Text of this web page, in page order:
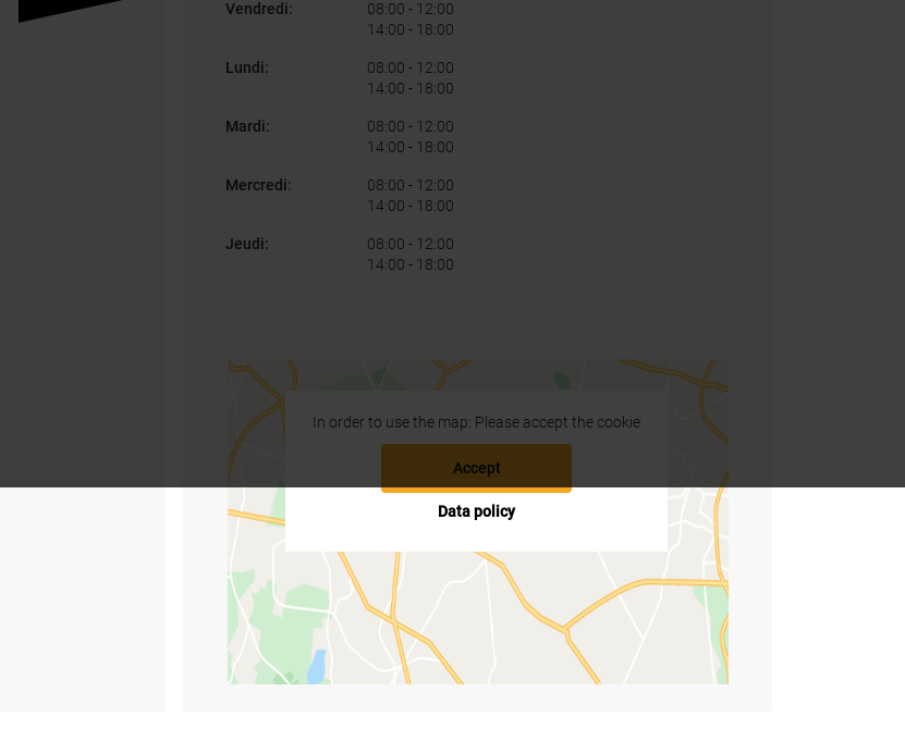
Vendredi: 08:00 - 12:00
14:00 - 18:00
Lundi: 08:00 - 12:00
14:00 - 18:00
Mardi: 08:00 - 12:00
14:00 - 18:00
Mercredi: 08:00 - 12:00
14:00 - 18:00
Jeudi: 08:00 - 12:00
14:00 - 18:00
In order to use the map: Please accept the cookie
Accept
Data policy